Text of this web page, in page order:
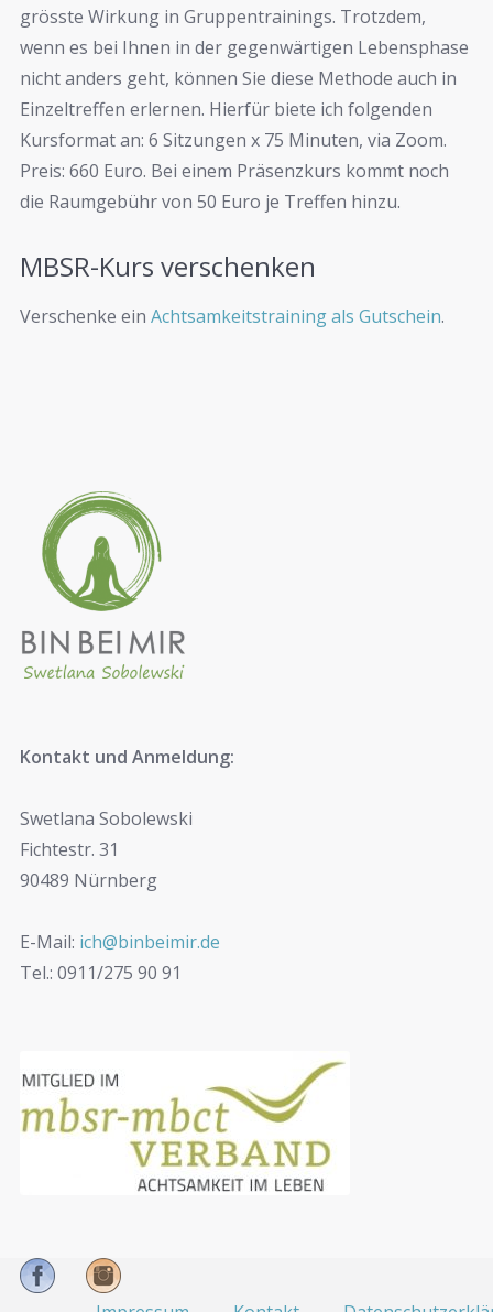
grösste Wirkung in Gruppentrainings. Trotzdem,
wenn es bei Ihnen in der gegenwärtigen Lebensphase
nicht anders geht, können Sie diese Methode auch in
Einzeltreffen erlernen. Hierfür biete ich folgenden
Kursformat an: 6 Sitzungen x 75 Minuten, via Zoom.
Preis: 660 Euro. Bei einem Präsenzkurs kommt noch
die Raumgebühr von 50 Euro je Treffen hinzu.
MBSR-Kurs verschenken
Verschenke ein Achtsamkeitstraining als Gutschein.
Kontakt und Anmeldung:
Swetlana Sobolewski
Fichtestr. 31
90489 Nürnberg
E-Mail: ich@binbeimir.de
Tel.: 0911/275 90 91